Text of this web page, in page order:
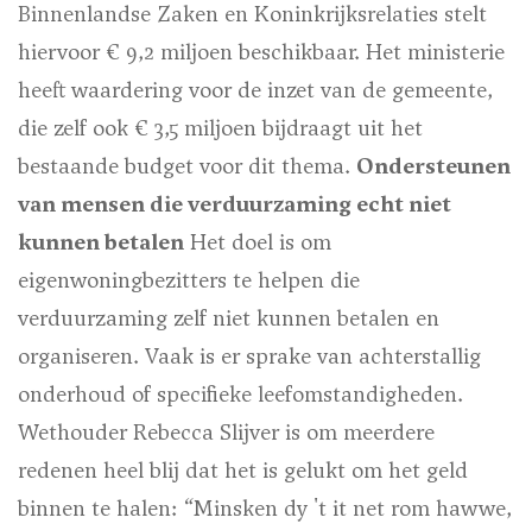
Binnenlandse Zaken en Koninkrijksrelaties stelt
hiervoor € 9,2 miljoen beschikbaar. Het ministerie
heeft waardering voor de inzet van de gemeente,
die zelf ook € 3,5 miljoen bijdraagt uit het
bestaande budget voor dit thema. Ondersteunen
van mensen die verduurzaming echt niet
kunnen betalen Het doel is om
eigenwoningbezitters te helpen die
verduurzaming zelf niet kunnen betalen en
organiseren. Vaak is er sprake van achterstallig
onderhoud of specifieke leefomstandigheden.
Wethouder Rebecca Slijver is om meerdere
redenen heel blij dat het is gelukt om het geld
binnen te halen: “Minsken dy 't it net rom hawwe,